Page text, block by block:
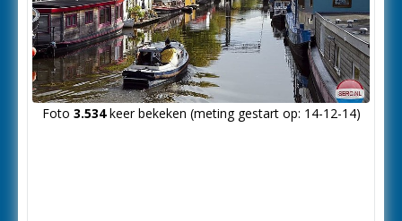
Foto 3.534keer bekeken (meting gestart op: 14-12-14)